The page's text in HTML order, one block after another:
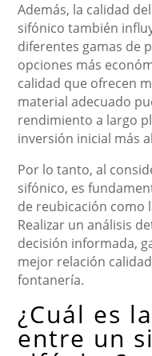
Además, la calidad
sifónico también
diferentes gamas de
opciones más
calidad que ofrecen
material adecuado
rendimiento a largo
inversión inicial más
Por lo tanto, al
sifónico, es
de reubicación como
Realizar un análisis
decisión informada,
mejor relación
fontanería.
¿Cuál es
entre un